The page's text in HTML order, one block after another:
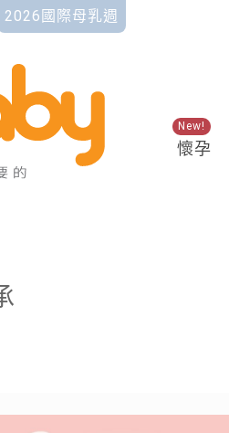
2026國際母乳週
懷孕
New!